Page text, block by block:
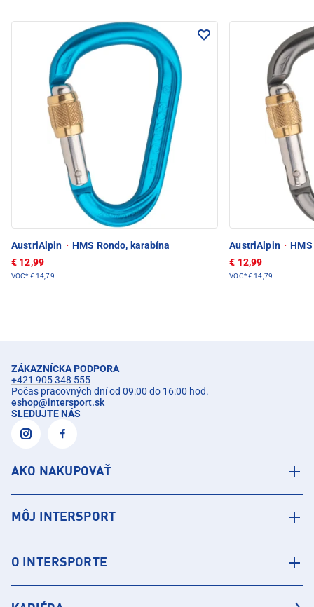
AustriAlpin · HMS Rondo, karabína
€ 12,99
VOC* € 14,79
AustriAlpin ·
€ 12,99
VOC*€ 14,79
ZÁKAZNÍCKA PODPORA
+421 905 348 555
Počas pracovných dní od 09:00 do 16:00 hod.
eshop@intersport.sk
SLEDUJTE NÁS
AKO NAKUPOVAŤ
MÔJ INTERSPORT
O INTERSPORTE